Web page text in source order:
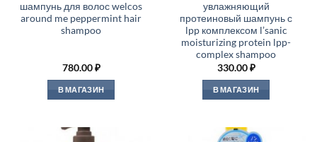
шампунь для волос welcos
around me peppermint hair
shampoo
780.00₽
В МАГАЗИН
увлажняющий
протеиновый шампунь с
lpp комплексом l’sanic
moisturizing protein lpp-
complex shampoo
330.00₽
В МАГАЗИН